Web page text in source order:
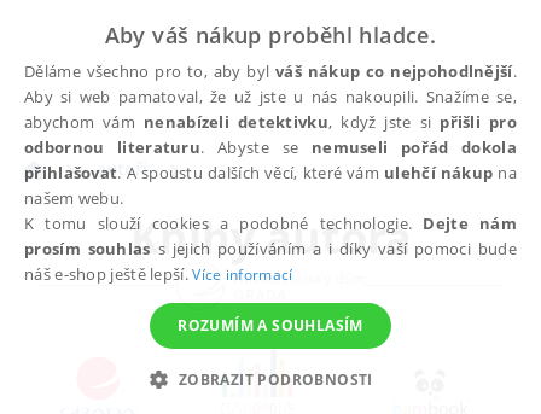
autoři
Knihy autora
Aby váš nákup proběhl hladce.
Děláme všechno pro to, aby bylváš nákup co nejpohodlnější.
Aby si web pamatoval, že už jste u nás nakoupili. Snažíme se,
abychom vám nenabízeli detektivku, když jste si přišli pro
odbornou literaturu. Abyste se nemuseli pořád dokola
přihlašovat. A spoustu dalších věcí, které vám ulehčí nákup na
našem webu.
K tomu slouží cookies a podobné technologie. Dejte nám
prosím souhlas s jejich používáním a i díky vaší pomoci bude
náš e-shop ještě lepší.Více informací
ROZUMÍM A SOUHLASÍM
ZOBRAZIT PODROBNOSTI